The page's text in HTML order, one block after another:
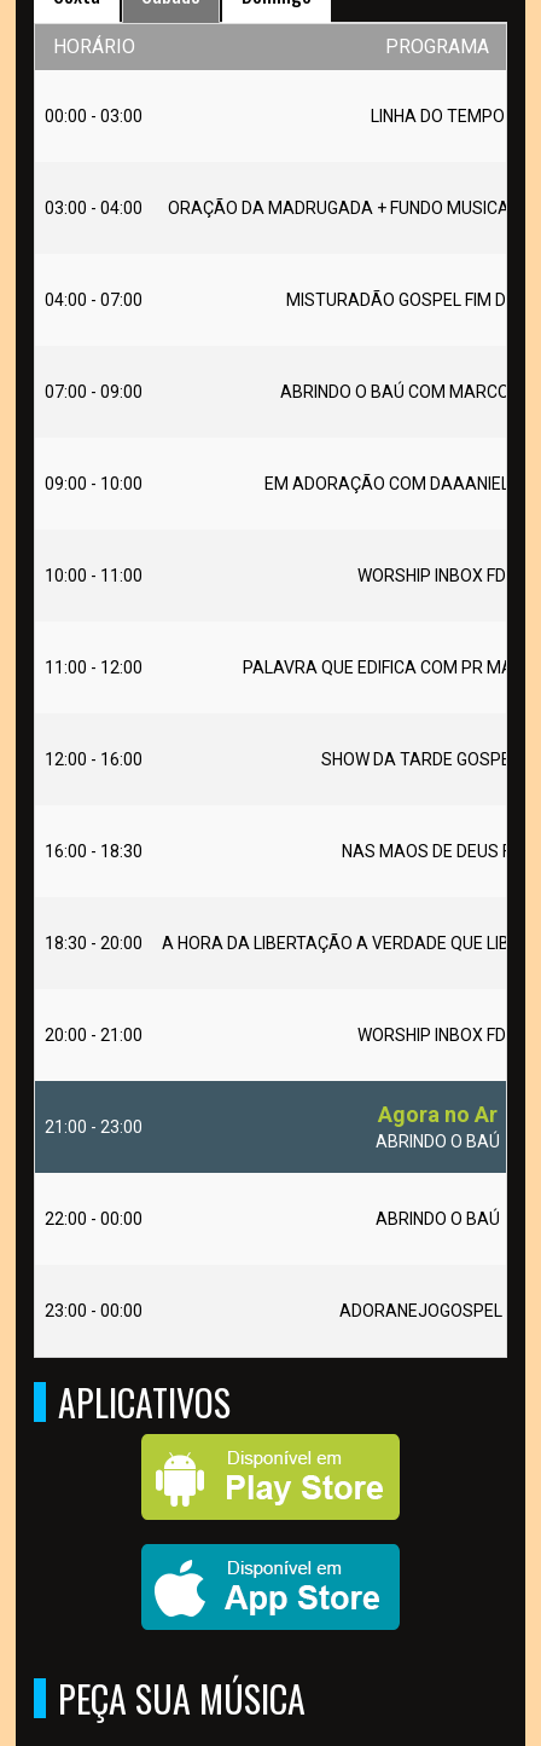
HORÁRIO PROGRAMA
00:00 - 03:00 LINHA DO TEMPO
03:00 - 04:00 ORAÇÃO DA MADRUGADA + FUNDO MUSICAL
04:00 - 07:00 MISTURADÃO GOSPEL FIM DE
07:00 - 09:00 ABRINDO O BAÚ COM MARCOS
09:00 - 10:00 EM ADORAÇÃO COM DAAANIELA
10:00 - 11:00 WORSHIP INBOX FDS
11:00 - 12:00 PALAVRA QUE EDIFICA COM PR
12:00 - 16:00 SHOW DA TARDE GOSPEL
16:00 - 18:30 NAS MAOS DE DEUS FDS
18:30 - 20:00 A HORA DA LIBERTAÇÃO A VERDADE QUE
20:00 - 21:00 WORSHIP INBOX FDS
21:00 - 23:00 Agora no Ar
ABRINDO O BAÚ
22:00 - 00:00 ABRINDO O BAÚ
23:00 - 00:00 ADORANEJOGOSPEL FDS
APLICATIVOS
PEÇA SUA MÚSICA